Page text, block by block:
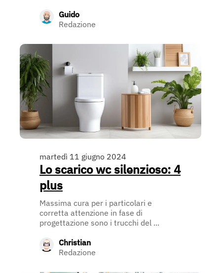
Guido
Redazione
martedì 11 giugno 2024
Lo scarico wc silenzioso: 4
plus
Massima cura per i particolari e
corretta attenzione in fase di
progettazione sono i trucchi del ...
Christian
Redazione